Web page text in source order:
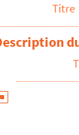
Douai. Les
Titre